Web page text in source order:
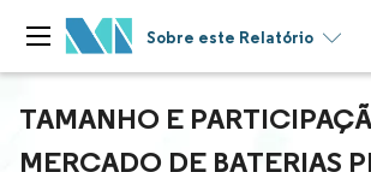
Sobre este Relatório
TAMANHO E
MERCADO DE BATERIAS